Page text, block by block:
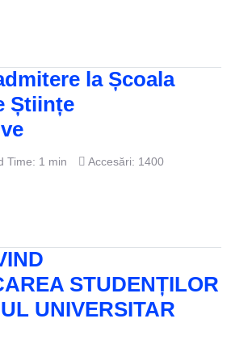
la Școala
Științe
Time: 1 min Accesări: 1400
STUDENȚILOR
UNIVERSITAR